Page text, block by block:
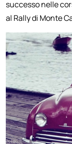
successo nelle
al Rally di Monte